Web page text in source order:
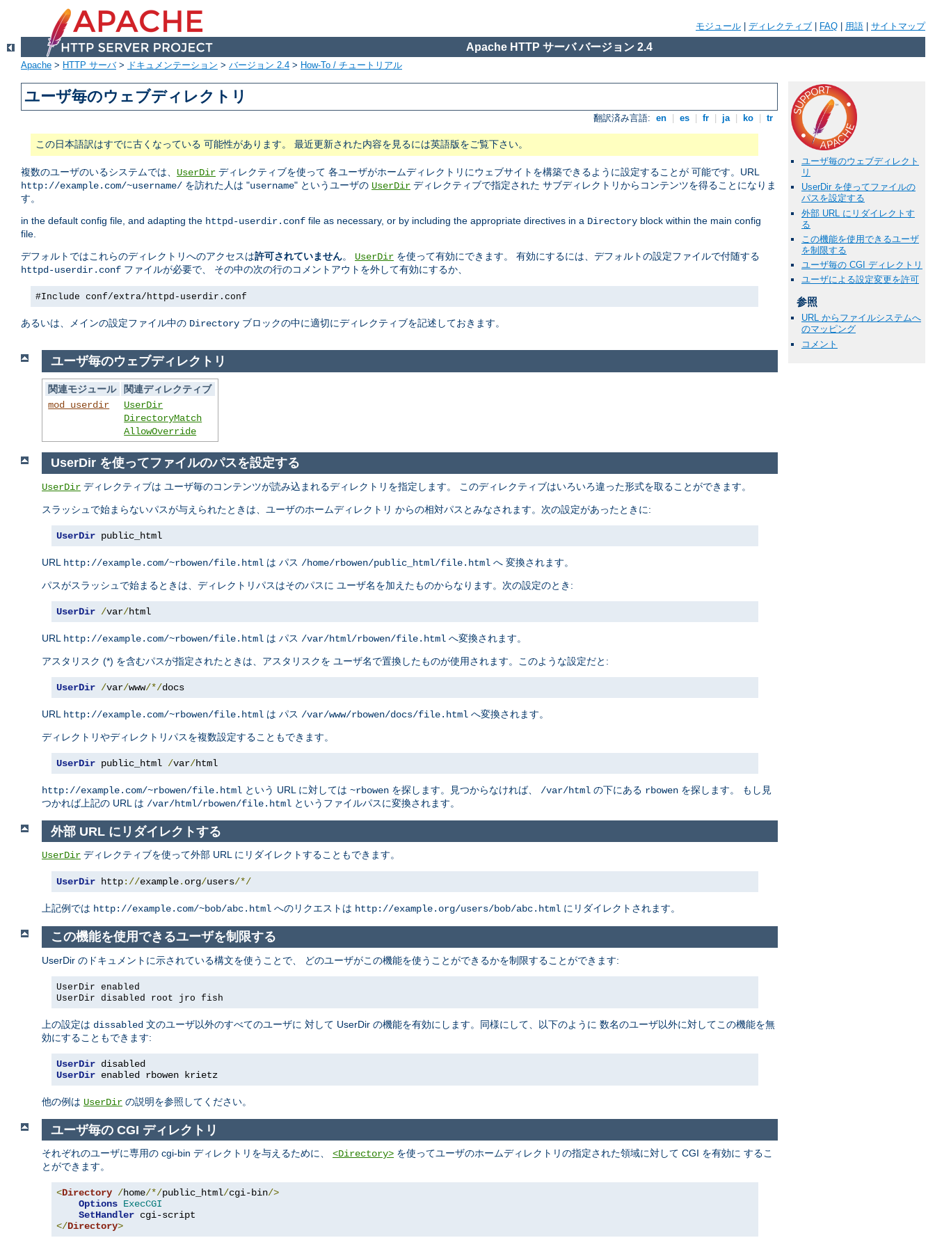
モジュール ディレクティブ FAQ 用語 サイトマップ
Apache HTTP サーバ バージョン 2.4
Apache > HTTP サーバ> ドキュメンテーション > バージョン 2.4 > How-To / チュートリアル
ユーザ毎のウェブディレクトリ
翻訳済み言語: en es fr ja ko tr
この日本語訳はすでに古くなっている 可能性があります。 最近更新された内容を見るには英語版をご覧下さい。
複数のユーザのいるシステムでは、 UserDir ディレクティブを使って 各ユーザがホームディレクトリにウェブサイトを構築できるように設定することが 可能です。URL
http://example.com/~username/ を訪れた人は "username" というユーザの UserDir ディレクティブで指定された サブディレクトリからコンテンツを得ることになりま
す。
in the default config file, and adapting the httpd-userdir.conf file as necessary, or by including the appropriate directives in a Directory block within the main config
file.
デフォルトではこれらのディレクトリへのアクセスは許可されていません。 UserDir を使って有効にできます。 有効にするには、デフォルトの設定ファイルで付随する
httpd-userdir.conf ファイルが必要で、 その中の次の行のコメントアウトを外して有効にするか、
#Include conf/extra/httpd-userdir.conf
あるいは、メインの設定ファイル中の Directory ブロックの中に適切にディレクティブを記述しておきます。
ユーザ毎のウェブディレクト
リ
UserDir を使ってファイルの
パスを設定する
外部 URL にリダイレクトす
る
この機能を使用できるユーザ
を制限する
ユーザ毎の CGI ディレクトリ
ユーザによる設定変更を許可
参照
URL からファイルシステムへ
のマッピング
コメント
ユーザ毎のウェブディレクトリ
関連モジュール
関連ディレクティブ
mod_userdir
UserDir
DirectoryMatch
AllowOverride
UserDir を使ってファイルのパスを設定する
UserDir ディレクティブは ユーザ毎のコンテンツが読み込まれるディレクトリを指定します。 このディレクティブはいろいろ違った形式を取ることができます。
スラッシュで始まらないパスが与えられたときは、ユーザのホームディレクトリ からの相対パスとみなされます。次の設定があったときに:
UserDir public_html
URL http://example.com/~rbowen/file.html は パス /home/rbowen/public_html/file.html へ 変換されます。
パスがスラッシュで始まるときは、ディレクトリパスはそのパスに ユーザ名を加えたものからなります。次の設定のとき:
UserDir /var/html
URL http://example.com/~rbowen/file.html は パス /var/html/rbowen/file.html へ変換されます。
アスタリスク (*) を含むパスが指定されたときは、アスタリスクを ユーザ名で置換したものが使用されます。このような設定だと:
UserDir /var/www/*/docs
URL http://example.com/~rbowen/file.html は パス /var/www/rbowen/docs/file.html へ変換されます。
ディレクトリやディレクトリパスを複数設定することもできます。
UserDir public_html /var/html
http://example.com/~rbowen/file.html という URL に対しては ~rbowen を探します。見つからなければ、 /var/html の下にある rbowen を探します。 もし見
つかれば上記の URL は /var/html/rbowen/file.html というファイルパスに変換されます。
外部 URL にリダイレクトする
UserDir ディレクティブを使って外部 URL にリダイレクトすることもできます。
UserDir http://example. org/users/*/
上記例では http://example.com/~bob/abc.html へのリクエストは http://example.org/users/bob/abc.html にリダイレクトされます。
この機能を使用できるユーザを制限する
UserDir のドキュメントに示されている構文を使うことで、 どのユーザがこの機能を使うことができるかを制限することができます:
UserDir enabled
UserDir disabled root jro fish
上の設定は dissabled 文のユーザ以外のすべてのユーザに 対して UserDir の機能を有効にします。同様にして、以下のように 数名のユーザ以外に対してこの機能を無
効にすることもできます:
UserDir disabled
UserDir enabled rbowen krietz
他の例は UserDir の説明を参照してください。
ユーザ毎の CGI ディレクトリ
それぞれのユーザに専用の cgi-bin ディレクトリを与えるために、 <Directory> を使ってユーザのホームディレクトリの指定された領域に対して CGI を有効に するこ
とができます。
<Directory /home/*/public_html/cgi-bin/>
Options ExecCGI
SetHandler
</Directory>